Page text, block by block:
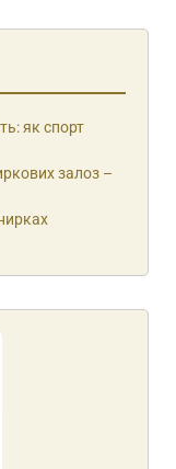
як спорт
залоз –